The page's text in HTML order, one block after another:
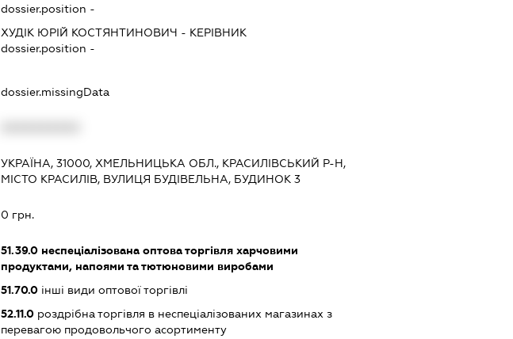
dossier.position -
ХУДІК ЮРІЙ КОСТЯНТИНОВИЧ - КЕРІВНИК
dossier.position -
dossier.missingData
УКРАЇНА, 31000, ХМЕЛЬНИЦЬКА ОБЛ., КРАСИЛІВСЬКИЙ Р-Н,
МІСТО КРАСИЛІВ, ВУЛИЦЯ БУДІВЕЛЬНА, БУДИНОК 3
0 грн.
51.39.0неспеціалізована оптова торгівля харчовими
продуктами, напоями та тютюновими виробами
51.70.0інші види оптової торгівлі
52.11.0роздрібна торгівля в неспеціалізованих магазинах з
перевагою продовольчого асортименту